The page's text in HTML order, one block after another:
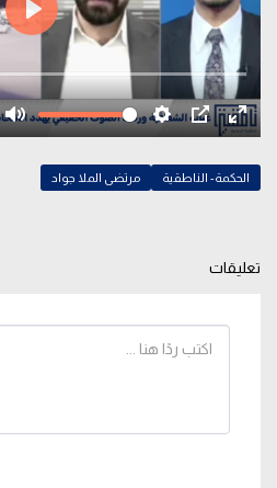
الحكمة- الناطقية مرتضى الملا جواد
تعليقات